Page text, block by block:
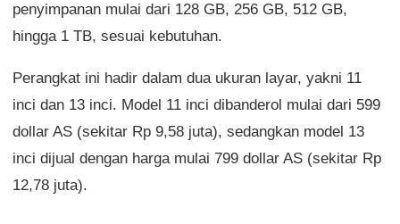
penyimpanan mulai dari 128 GB, 256 GB, 512 GB,
hingga 1 TB, sesuai kebutuhan.
Perangkat ini hadir dalam dua ukuran layar, yakni 11
inci dan 13 inci. Model 11 inci dibanderol mulai dari 599
dollar AS (sekitar Rp 9,58 juta), sedangkan model 13
inci dijual dengan harga mulai 799 dollar AS (sekitar Rp
12,78 juta).